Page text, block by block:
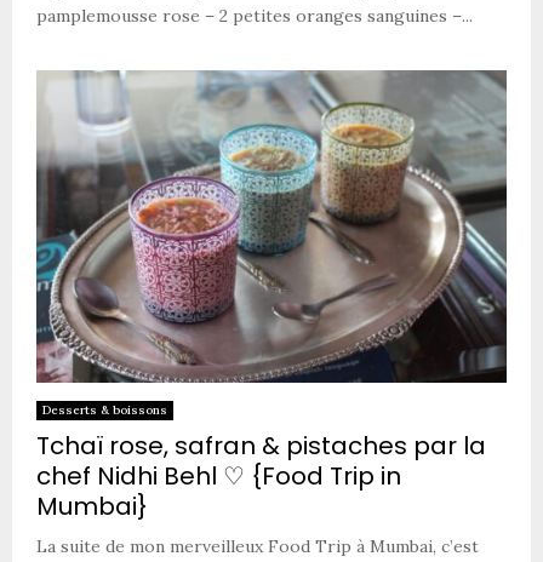
pamplemousse rose – 2 petites oranges sanguines –...
Desserts & boissons
Tchaï rose, safran & pistaches par la
chef Nidhi Behl ♡ {Food Trip in
Mumbai}
La suite de mon merveilleux Food Trip à Mumbai, c’est